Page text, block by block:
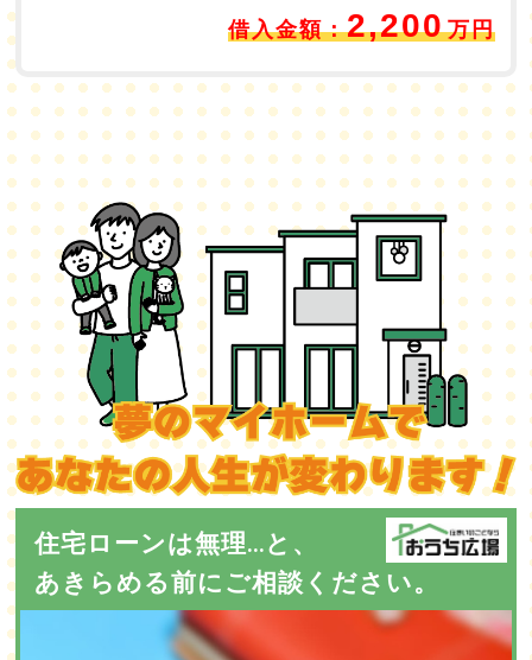
借入金額：2,200万円
住宅ローンは無理...と、
あきらめる前にご相談ください。